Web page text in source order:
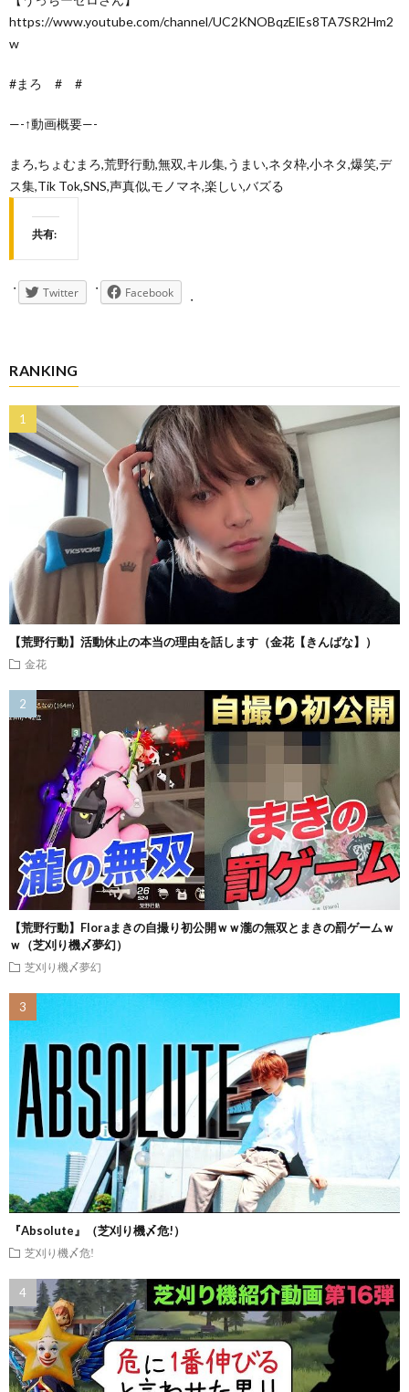
https://www.youtube.com/channel/UC2KNOBqzElEs8TA7SR2Hm2
w
#まろ # #
—-↑動画概要—-
まろ,ちょむまろ,荒野行動,無双,キル集,うまい,ネタ枠,小ネタ,爆笑,デ
ス集,Tik Tok,SNS,声真似,モノマネ,楽しい,バズる
共有:
Twitter Facebook
RANKING
【荒野行動】活動休止の本当の理由を話します（金花【きんばな】）
金花
【荒野行動】Floraまきの自撮り初公開ｗｗ瀧の無双とまきの罰ゲームｗ
ｗ（芝刈り機〆夢幻）
芝刈り機〆夢幻
『Absolute』（芝刈り機〆危!）
芝刈り機〆危!